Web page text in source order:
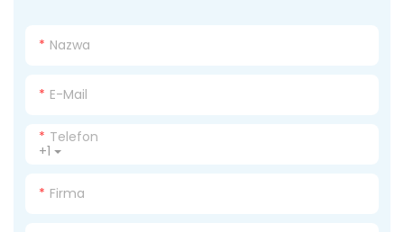
Nazwa
E-Mail
+1
Telefon
Firma